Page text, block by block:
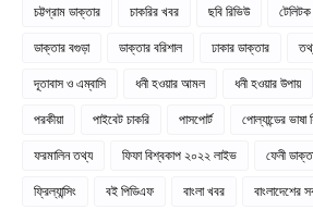
চট্টগ্রাম ডাক্তার
চাকরির খবর ছবি রিভিউ টেলিটক
ডাক্তার বগুড়া
ডাক্তার বরিশাল ঢাকার ডাক্তার
দূতাবাস ও এম্বাসি
ধনী হওয়ার আমল ধনী হওয়ার উপায়
পরকীয়া
পাইবেট চাকরি পাসপোর্ট পোল্যান্ডের ভাষা
ফরমালিন তথ্য
ফিফা বিশ্বকাপ ২০২২ লাইভ ফেনী
ফ্রিল্যান্সিং
বই পিডিএফ বাংলা খবর
বাংলাদেশের